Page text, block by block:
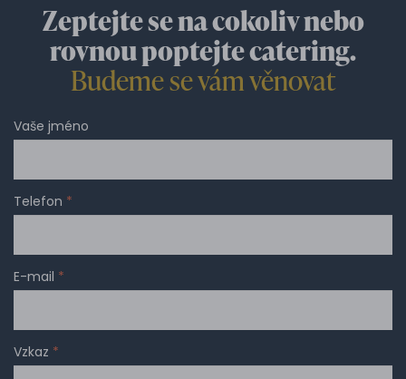
Zeptejte se na cokoliv nebo
rovnou poptejte catering.
Budeme se vám věnovat
Vaše jméno
Telefon *
E-mail *
Vzkaz *